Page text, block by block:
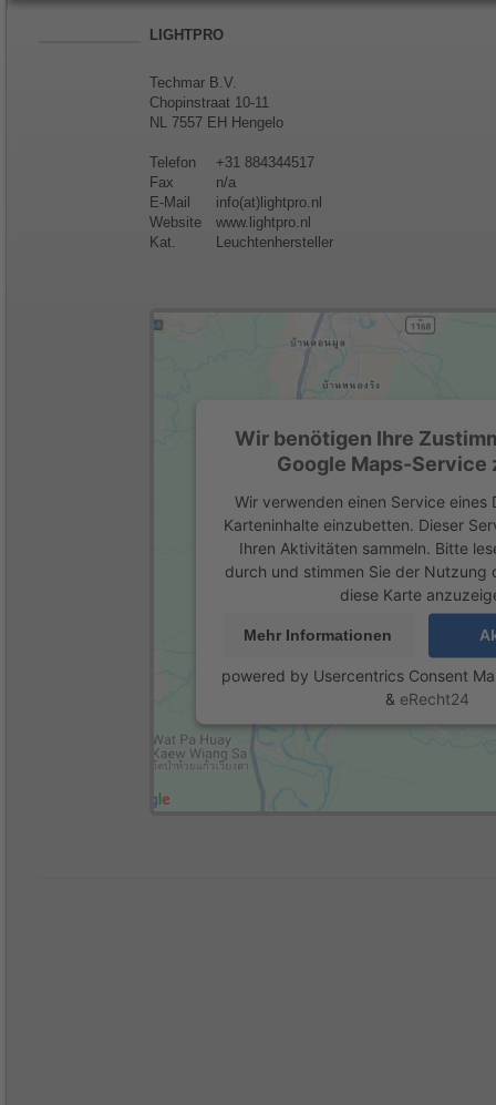
LIGHTPRO
Techmar B.V.
Chopinstraat 10-11
NL 7557 EH Hengelo
Telefon
+31 884344517
Fax
n/a
E-Mail
info(at)lightpro.nl
Website
www.lightpro.nl
Kat.
Leuchtenhersteller
Wir benötigen Ihre
Google Maps-Service
Wir verwenden einen Service eines
Karteninhalte einzubetten. Dieser
Ihren Aktivitäten sammeln. Bitte
durch und stimmen Sie der Nutzung
diese Karte
Mehr Informationen
powered by Usercentrics Consent
& eRecht24